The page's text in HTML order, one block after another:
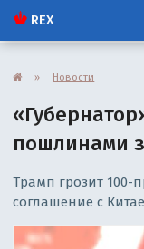
REX
» Новости
пошлинами
Трамп грозит
соглашение с